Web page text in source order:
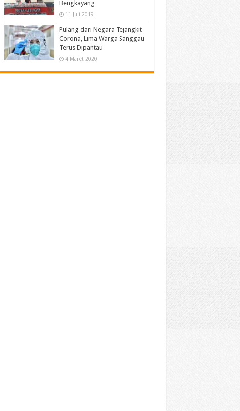
Bengkayang
11 Juli 2019
Pulang dari Negara Tejangkit
Corona, Lima Warga Sanggau
Terus Dipantau
4 Maret 2020